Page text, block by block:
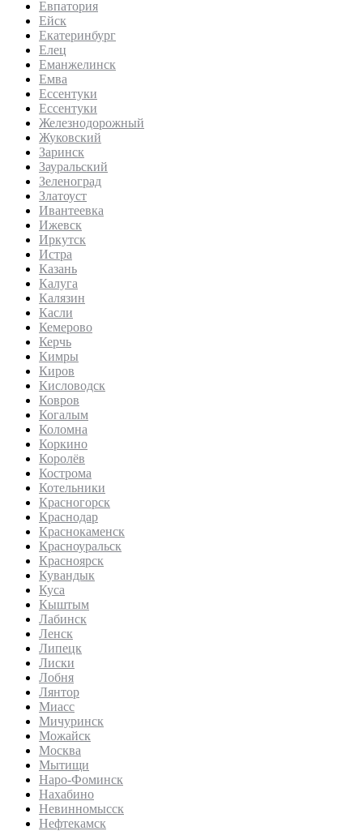
Евпатория
Ейск
Екатеринбург
Елец
Еманжелинск
Емва
Ессентуки
Ессентуки
Железнодорожный
Жуковский
Заринск
Зауральский
Зеленоград
Златоуст
Ивантеевка
Ижевск
Иркутск
Истра
Казань
Калуга
Калязин
Касли
Кемерово
Керчь
Кимры
Киров
Кисловодск
Ковров
Когалым
Коломна
Коркино
Королёв
Кострома
Котельники
Красногорск
Краснодар
Краснокаменск
Красноуральск
Красноярск
Кувандык
Куса
Кыштым
Лабинск
Ленск
Липецк
Лиски
Лобня
Лянтор
Миасс
Мичуринск
Можайск
Москва
Мытищи
Наро-Фоминск
Нахабино
Невинномысск
Нефтекамск